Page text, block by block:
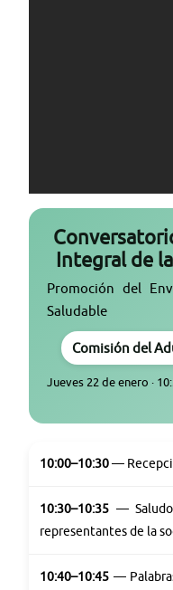
Integral de
Promoción del
Saludable
Comisión del
Jueves 22 de enero ·
10:00–10:30—
10:30–10:35 —
representantes de la
10:40–10:45 —